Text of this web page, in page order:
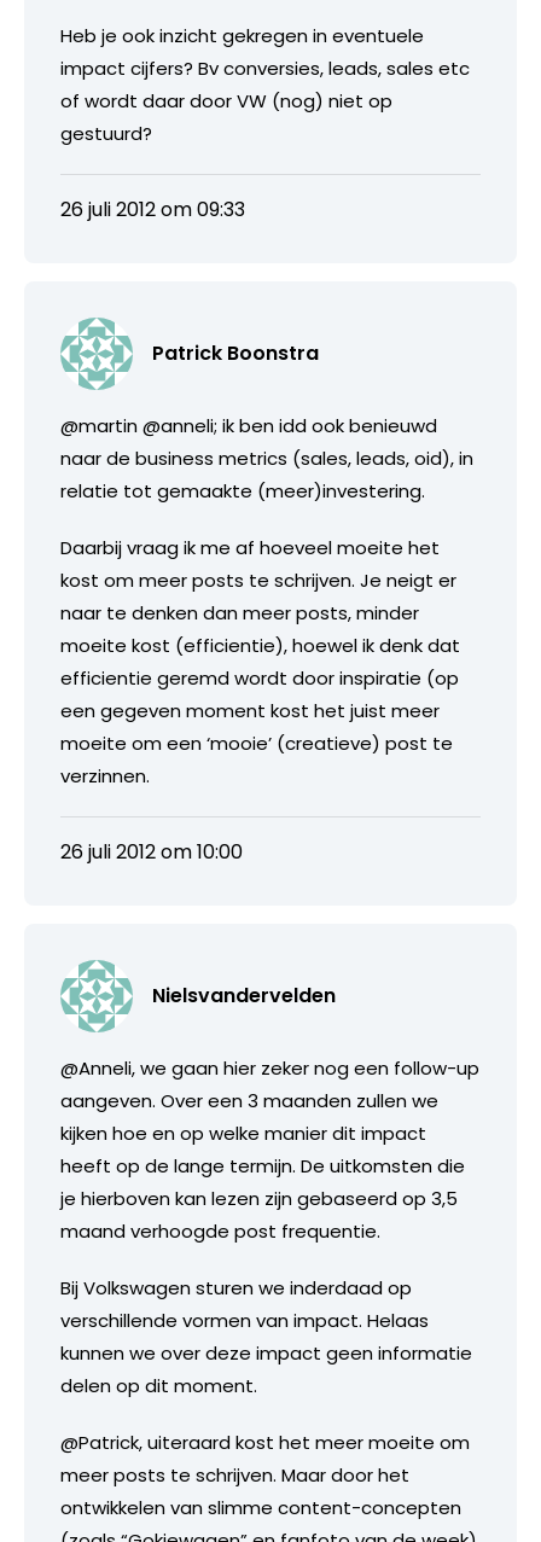
Heb je ook inzicht gekregen in eventuele
impact cijfers? Bv conversies, leads, sales etc
of wordt daar door VW (nog) niet op
gestuurd?
26 juli 2012 om 09:33
Patrick Boonstra
@martin @anneli; ik ben idd ook benieuwd
naar de business metrics (sales, leads, oid), in
relatie tot gemaakte (meer)investering.
Daarbij vraag ik me af hoeveel moeite het
kost om meer posts te schrijven. Je neigt er
naar te denken dan meer posts, minder
moeite kost (efficientie), hoewel ik denk dat
efficientie geremd wordt door inspiratie (op
een gegeven moment kost het juist meer
moeite om een ‘mooie’ (creatieve) post te
verzinnen.
26 juli 2012 om 10:00
Nielsvandervelden
@Anneli, we gaan hier zeker nog een follow-up
aangeven. Over een 3 maanden zullen we
kijken hoe en op welke manier dit impact
heeft op de lange termijn. De uitkomsten die
je hierboven kan lezen zijn gebaseerd op 3,5
maand verhoogde post frequentie.
Bij Volkswagen sturen we inderdaad op
verschillende vormen van impact. Helaas
kunnen we over deze impact geen informatie
delen op dit moment.
@Patrick, uiteraard kost het meer moeite om
meer posts te schrijven. Maar door het
ontwikkelen van slimme content-concepten